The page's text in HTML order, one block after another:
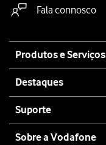
Fala connosco
map
Produtos e Serviços
Destaques
Suporte
Sobre a Vodafone